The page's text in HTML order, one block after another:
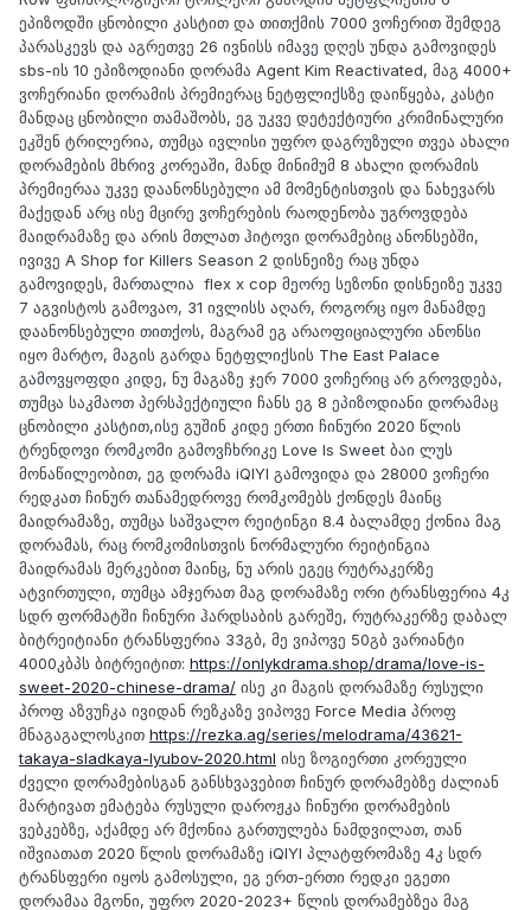
ეპიზოდში ცნობილი კასტით და თითქმის 7000 ვოჩერით შემდეგ
პარასკევს და აგრეთვე 26 ივნისს იმავე დღეს უნდა გამოვიდეს
sbs-ის 10 ეპიზოდიანი დორამა Agent Kim Reactivated, მაგ 4000+
ვოჩერიანი დორამის პრემიერაც ნეტფლიქსზე დაიწყება, კასტი
მანდაც ცნობილი თამაშობს, ეგ უკვე დეტექტიური კრიმინალური
ეკშენ ტრილერია, თუმცა ივლისი უფრო დაგრუზული თვეა ახალი
დორამების მხრივ კორეაში, მანდ მინიმუმ 8 ახალი დორამის
პრემიერაა უკვე დაანონსებული ამ მომენტისთვის და ნახევარს
მაქედან არც ისე მცირე ვოჩერების რაოდენობა უგროვდება
მაიდრამაზე და არის მთლათ ჰიტოვი დორამებიც ანონსებში,
ივივე A Shop for Killers Season 2 დისნეიზე რაც უნდა
გამოვიდეს, მართალია flex x cop მეორე სეზონი დისნეიზე უკვე
7 აგვისტოს გამოვაო, 31 ივლისს აღარ, როგორც იყო მანამდე
დაანონსებული თითქოს, მაგრამ ეგ არაოფიციალური ანონსი
იყო მარტო, მაგის გარდა ნეტფლიქსის The East Palace
გამოვყოფდი კიდე, ნუ მაგაზე ჯერ 7000 ვოჩერიც არ გროვდება,
თუმცა საკმაოთ პერსპექტიული ჩანს ეგ 8 ეპიზოდიანი დორამაც
ცნობილი კასტით,ისე გუშინ კიდე ერთი ჩინური 2020 წლის
ტრენდოვი რომკომი გამოვჩხრიკე Love Is Sweet ბაი ლუს
მონაწილეობით, ეგ დორამა iQIYI გამოვიდა და 28000 ვოჩერი
რედკათ ჩინურ თანამედროვე რომკომებს ქონდეს მაინც
მაიდრამაზე, თუმცა საშვალო რეიტინგი 8.4 ბალამდე ქონია მაგ
დორამას, რაც რომკომისთვის ნორმალური რეიტინგია
მაიდრამას მერკებით მაინც, ნუ არის ეგეც რუტრაკერზე
ატვირთული, თუმცა ამჯერათ მაგ დორამაზე ორი ტრანსფერია 4კ
სდრ ფორმატში ჩინური ჰარდსაბის გარეშე, რუტრაკერზე დაბალ
ბიტრეიტიანი ტრანსფერია 33გბ, მე ვიპოვე 50გბ ვარიანტი
4000კბპს ბიტრეიტით: https://onlykdrama.shop/drama/love-is-
sweet-2020-chinese-drama/ ისე კი მაგის დორამაზე რუსული
პროფ აზვუჩკა ივიდან რეზკაზე ვიპოვე Force Media პროფ
მნაგაგალოსკით https://rezka.ag/series/melodrama/43621-
takaya-sladkaya-lyubov-2020.html ისე ზოგიერთი კორეული
ძველი დორამებისგან განსხვავებით ჩინურ დორამებზე ძალიან
მარტივათ ემატება რუსული დაროჟკა ჩინური დორამების
ვებკებზე, აქამდე არ მქონია გართულება ნამდვილათ, თან
იშვიათათ 2020 წლის დორამაზე iQIYI პლატფრომაზე 4კ სდრ
ტრანსფერი იყოს გამოსული, ეგ ერთ-ერთი რედკი ეგეთი
დორამაა მგონი, უფრო 2020-2023+ წლის დორამებზეა მაგ